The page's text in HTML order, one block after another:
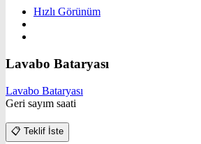
Hızlı Görünüm
Lavabo Bataryası
Lavabo Bataryası
Geri sayım saati
📋 Teklif İste